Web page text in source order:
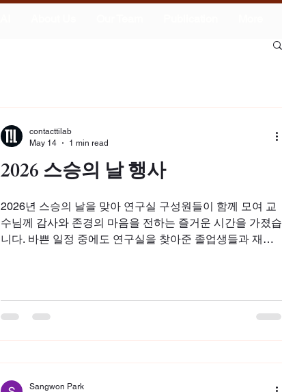
2026 스승의 날 행사
2026년 스승의 날을 맞아 연구실 구성원들이 함께 모여 교
수님께 감사와 존경의 마음을 전하는 즐거운 시간을 가졌습
니다. 바쁜 일정 중에도 연구실을 찾아준 졸업생들과 재학
어가는 TILab이 되겠습니다!
contacttilab
May 14
1 min read
Sangwon Park